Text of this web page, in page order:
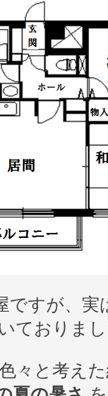
ですが、実
ておりま
々と考え